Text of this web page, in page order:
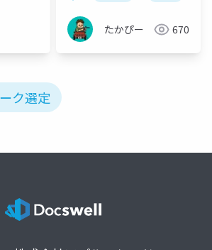
たかぴー 670
ク選定